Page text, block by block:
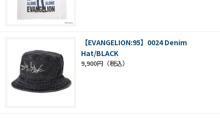
【EVANGELION:95】0024 Denim
Hat/BLACK
9,900円